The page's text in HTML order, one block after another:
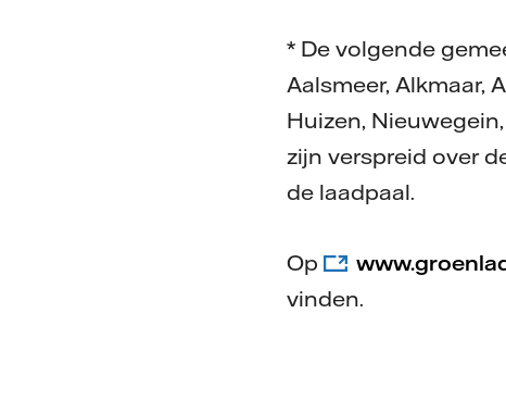
* De volgende
Aalsmeer, Alkmaar,
Huizen,
zijn verspreid over
de laadpaal.
Op
vinden.